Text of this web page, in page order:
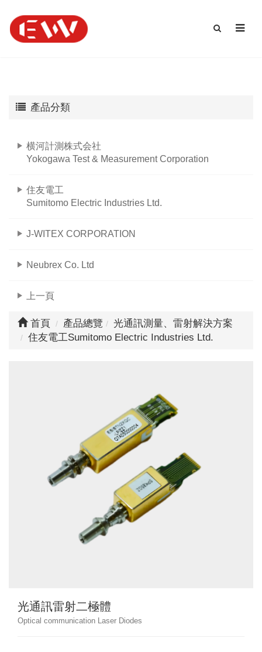
產品分類
横河計測株式会社
Yokogawa Test & Measurement Corporation
住友電工
Sumitomo Electric Industries Ltd.
J-WITEX CORPORATION
Neubrex Co. Ltd
上一頁
首頁 產品總覽
光通訊測量、雷射解決方案
住友電工Sumitomo Electric Industries Ltd.
光通訊雷射二極體
Optical communication Laser Diodes